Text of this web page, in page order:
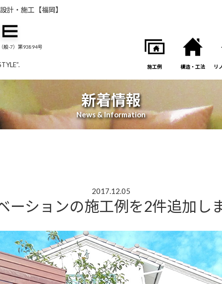
計・施工【福岡】
般-7）第93894号
施工例 構造・工法 リ
新着情報
News & Information
2017.12.05
ーションの施工例を2件追加し